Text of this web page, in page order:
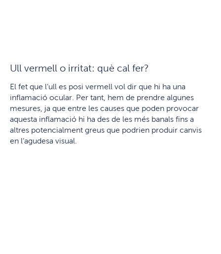
Ull vermell o irritat: què cal fer?
El fet que l’ull es posi vermell vol dir que hi ha una
inflamació ocular. Per tant, hem de prendre algunes
mesures, ja que entre les causes que poden provocar
aquesta inflamació hi ha des de les més banals fins a
altres potencialment greus que podrien produir canvis
en l’agudesa visual.